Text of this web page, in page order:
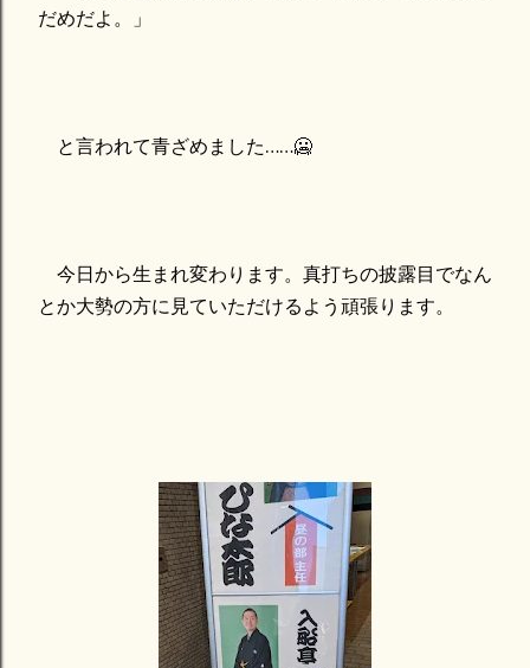
だめだよ。」
と言われて青ざめました……🥶
今日から生まれ変わります。真打ちの披露目でなん
とか大勢の方に見ていただけるよう頑張ります。